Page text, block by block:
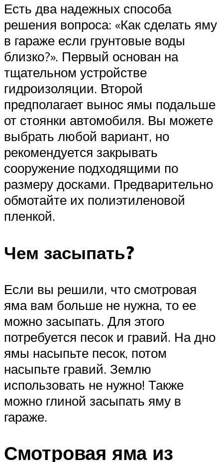
Есть два надежных способа
решения вопроса: «Как сделать яму
в гараже если грунтовые воды
близко?». Первый основан на
тщательном устройстве
гидроизоляции. Второй
предполагает вынос ямы подальше
от стоянки автомобиля. Вы можете
выбрать любой вариант, но
рекомендуется закрывать
сооружение подходящими по
размеру досками. Предварительно
обмотайте их полиэтиленовой
пленкой.
Чем засыпать?
Если вы решили, что смотровая
яма вам больше не нужна, то ее
можно засыпать. Для этого
потребуется песок и гравий. На дно
ямы насыпьте песок, потом
насыпьте гравий. Землю
использовать не нужно! Также
можно глиной засыпать яму в
гараже.
Смотровая яма из